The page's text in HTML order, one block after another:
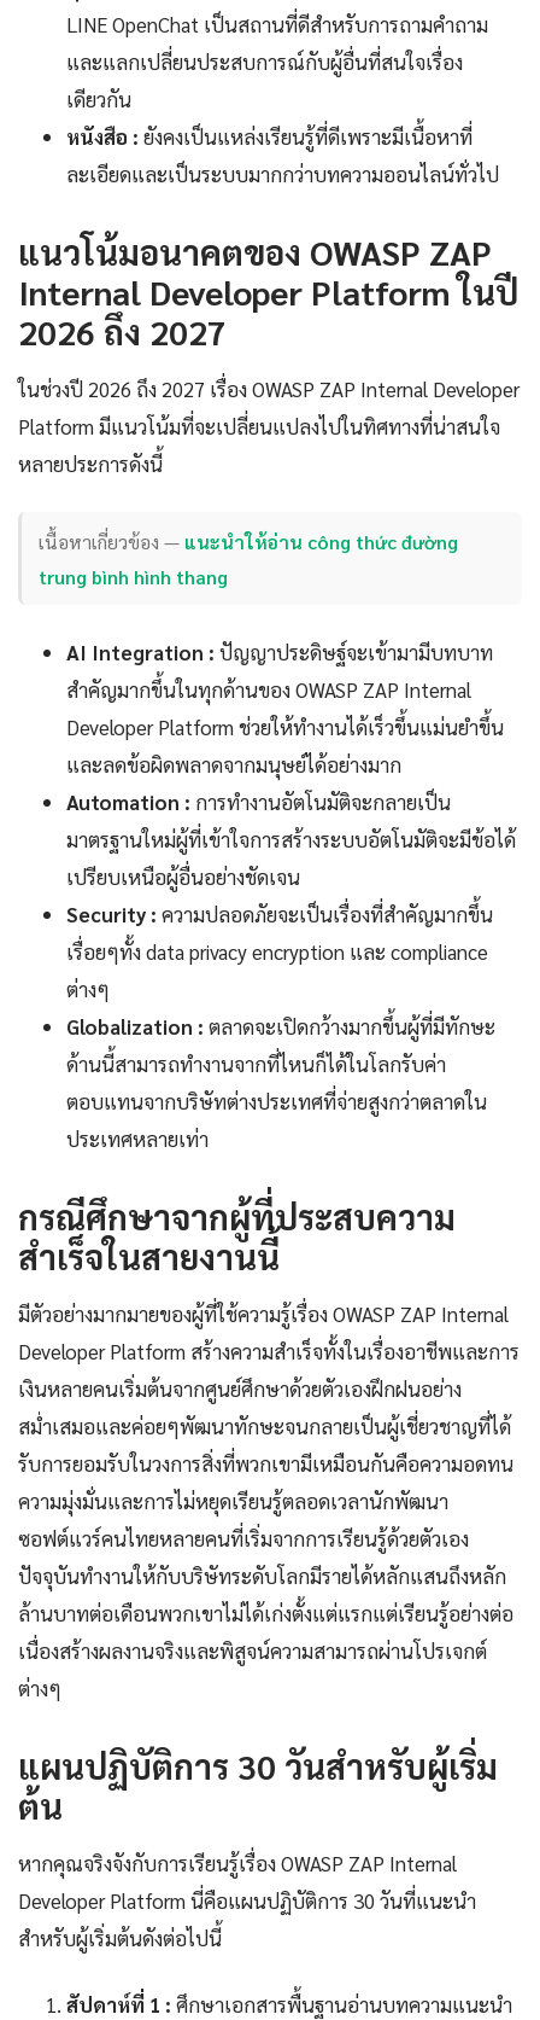
LINE OpenChat เป็นสถานที่ดีสำหรับการถามคำถาม
และแลกเปลี่ยนประสบการณ์กับผู้อื่นที่สนใจเรื่อง
เดียวกัน
หนังสือ : ยังคงเป็นแหล่งเรียนรู้ที่ดีเพราะมีเนื้อหาที่
ละเอียดและเป็นระบบมากกว่าบทความออนไลน์ทั่วไป
แนวโน้มอนาคตของ OWASP ZAP
Internal Developer Platform ในปี
2026 ถึง 2027
ในช่วงปี 2026 ถึง 2027 เรื่อง OWASP ZAP Internal Developer
Platform มีแนวโน้มที่จะเปลี่ยนแปลงไปในทิศทางที่น่าสนใจ
หลายประการดังนี้
เนื้อหาเกี่ยวข้อง — แนะนำให้อ่าน công thức đường
trung bình hình thang
AI Integration : ปัญญาประดิษฐ์จะเข้ามามีบทบาท
สำคัญมากขึ้นในทุกด้านของ OWASP ZAP Internal
Developer Platform ช่วยให้ทำงานได้เร็วขึ้นแม่นยำขึ้น
และลดข้อผิดพลาดจากมนุษย์ได้อย่างมาก
Automation : การทำงานอัตโนมัติจะกลายเป็น
มาตรฐานใหม่ผู้ที่เข้าใจการสร้างระบบอัตโนมัติจะมีข้อได้
เปรียบเหนือผู้อื่นอย่างชัดเจน
Security : ความปลอดภัยจะเป็นเรื่องที่สำคัญมากขึ้น
เรื่อยๆทั้ง data privacy encryption และ compliance
ต่างๆ
Globalization : ตลาดจะเปิดกว้างมากขึ้นผู้ที่มีทักษะ
ด้านนี้สามารถทำงานจากที่ไหนก็ได้ในโลกรับค่า
ตอบแทนจากบริษัทต่างประเทศที่จ่ายสูงกว่าตลาดใน
ประเทศหลายเท่า
กรณีศึกษาจากผู้ที่ประสบความ
สำเร็จในสายงานนี้
มีตัวอย่างมากมายของผู้ที่ใช้ความรู้เรื่อง OWASP ZAP Internal
Developer Platform สร้างความสำเร็จทั้งในเรื่องอาชีพและการ
เงินหลายคนเริ่มต้นจากศูนย์ศึกษาด้วยตัวเองฝึกฝนอย่าง
สม่ำเสมอและค่อยๆพัฒนาทักษะจนกลายเป็นผู้เชี่ยวชาญที่ได้
รับการยอมรับในวงการสิ่งที่พวกเขามีเหมือนกันคือความอดทน
ความมุ่งมั่นและการไม่หยุดเรียนรู้ตลอดเวลานักพัฒนา
ซอฟต์แวร์คนไทยหลายคนที่เริ่มจากการเรียนรู้ด้วยตัวเอง
ปัจจุบันทำงานให้กับบริษัทระดับโลกมีรายได้หลักแสนถึงหลัก
ล้านบาทต่อเดือนพวกเขาไม่ได้เก่งตั้งแต่แรกแต่เรียนรู้อย่างต่อ
เนื่องสร้างผลงานจริงและพิสูจน์ความสามารถผ่านโปรเจกต์
ต่างๆ
แผนปฏิบัติการ 30 วันสำหรับผู้เริ่ม
ต้น
หากคุณจริงจังกับการเรียนรู้เรื่อง OWASP ZAP Internal
Developer Platform นี่คือแผนปฏิบัติการ 30 วันที่แนะนำ
สำหรับผู้เริ่มต้นดังต่อไปนี้
สัปดาห์ที่ 1 : ศึกษาเอกสารพื้นฐานอ่านบทความแนะนำ